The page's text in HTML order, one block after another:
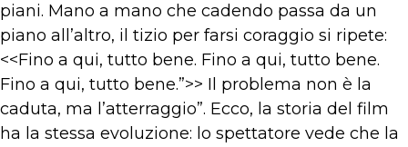
piani. Mano a mano che cadendo passa da un
piano all’altro, il tizio per farsi coraggio si ripete:
<<Fino a qui, tutto bene. Fino a qui, tutto bene.
Fino a qui, tutto bene.”>> Il problema non è la
caduta, ma l’atterraggio”. Ecco, la storia del film
ha la stessa evoluzione: lo spettatore vede che la